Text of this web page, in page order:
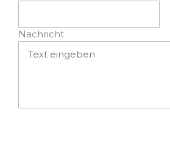
Nachricht